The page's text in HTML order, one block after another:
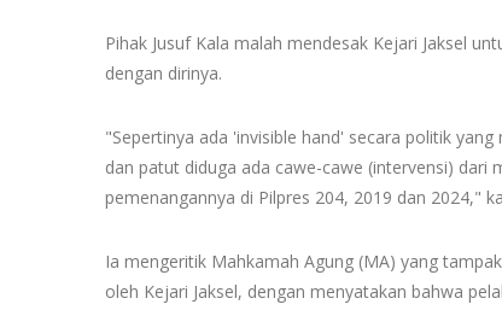
Pihak Jusuf Kala malah mendesak Kejari Jaksel
dengan dirinya.
"Sepertinya ada 'invisible hand' secara politik
dan patut diduga ada cawe-cawe (intervensi) dari
pemenangannya di Pilpres 204, 2019 dan 2024,"
Ia mengeritik Mahkamah Agung (MA) yang
oleh Kejari Jaksel, dengan menyatakan bahwa